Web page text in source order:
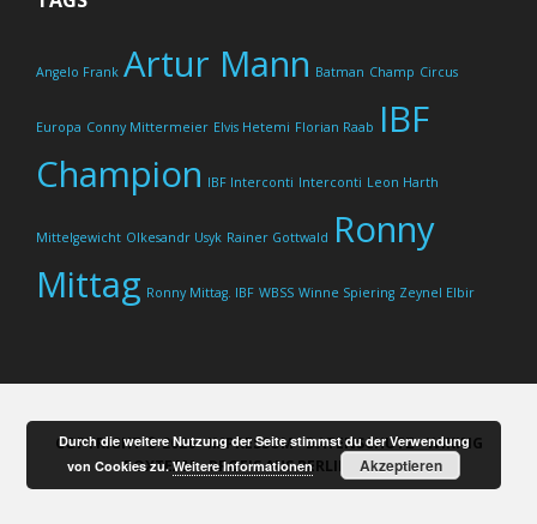
Angelo Frank Artur Mann Batman Champ Circus
Europa Conny Mittermeier Elvis Hetemi Florian Raab IBF
Champion IBF Interconti Interconti Leon Harth
Mittelgewicht Olkesandr Usyk Rainer Gottwald Ronny
Mittag Ronny Mittag. IBF WBSS Winne Spiering Zeynel Elbir
COPYRIGHT © 2026 ·IMPRESSUM·DATENSCHUTZ· WIKING
BOXTEAM - PROFIS AUS BERLIN ·LOG IN
Durch die weitere Nutzung der Seite stimmst du der Verwendung
von Cookies zu.Weitere Informationen Akzeptieren